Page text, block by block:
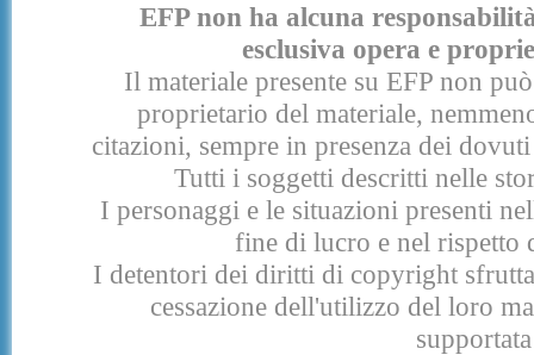
EFP non ha alcuna
esclusiva opera e
Il materiale presente su EFP non
proprietario del materiale,
citazioni, sempre in presenza dei
Tutti i soggetti descritti nelle
I personaggi e le situazioni presenti
fine di lucro e nel rispetto
I detentori dei diritti di copyright
cessazione dell'utilizzo del loro